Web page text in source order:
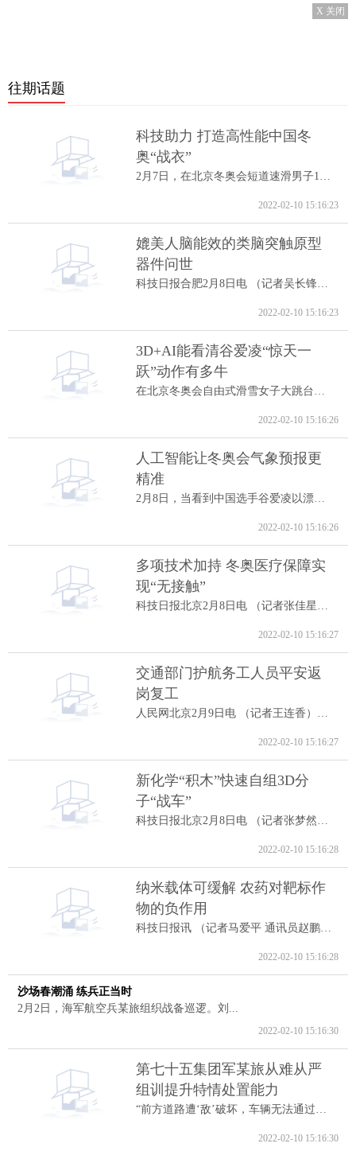
X 关闭
往期话题
科技助力 打造高性能中国冬
奥“战衣”
2022-02-10 15:16:23
媲美人脑能效的类脑突触原型
器件问世
2022-02-10 15:16:23
3D+AI能看清谷爱凌“惊天一
跃”动作有多牛
2022-02-10 15:16:26
人工智能让冬奥会气象预报更
精准
2022-02-10 15:16:26
多项技术加持 冬奥医疗保障实
现“无接触”
2022-02-10 15:16:27
交通部门护航务工人员平安返
岗复工
2022-02-10 15:16:27
新化学“积木”快速自组3D分
子“战车”
2022-02-10 15:16:28
纳米载体可缓解 农药对靶标作
物的负作用
2022-02-10 15:16:28
沙场春潮涌 练兵正当时
2月2日，海军航空兵某旅组织战备巡逻。刘...
2022-02-10 15:16:30
第七十五集团军某旅从难从严
组训提升特情处置能力
2022-02-10 15:16:30